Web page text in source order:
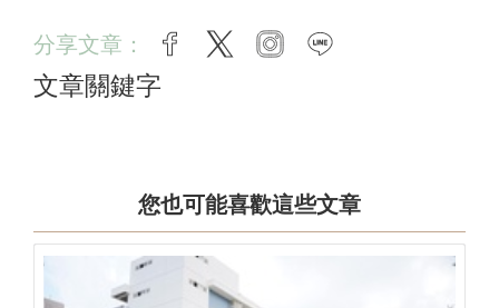
分享文章： facebook
twitter instagram
文章關鍵字
您也可能喜歡這些文章